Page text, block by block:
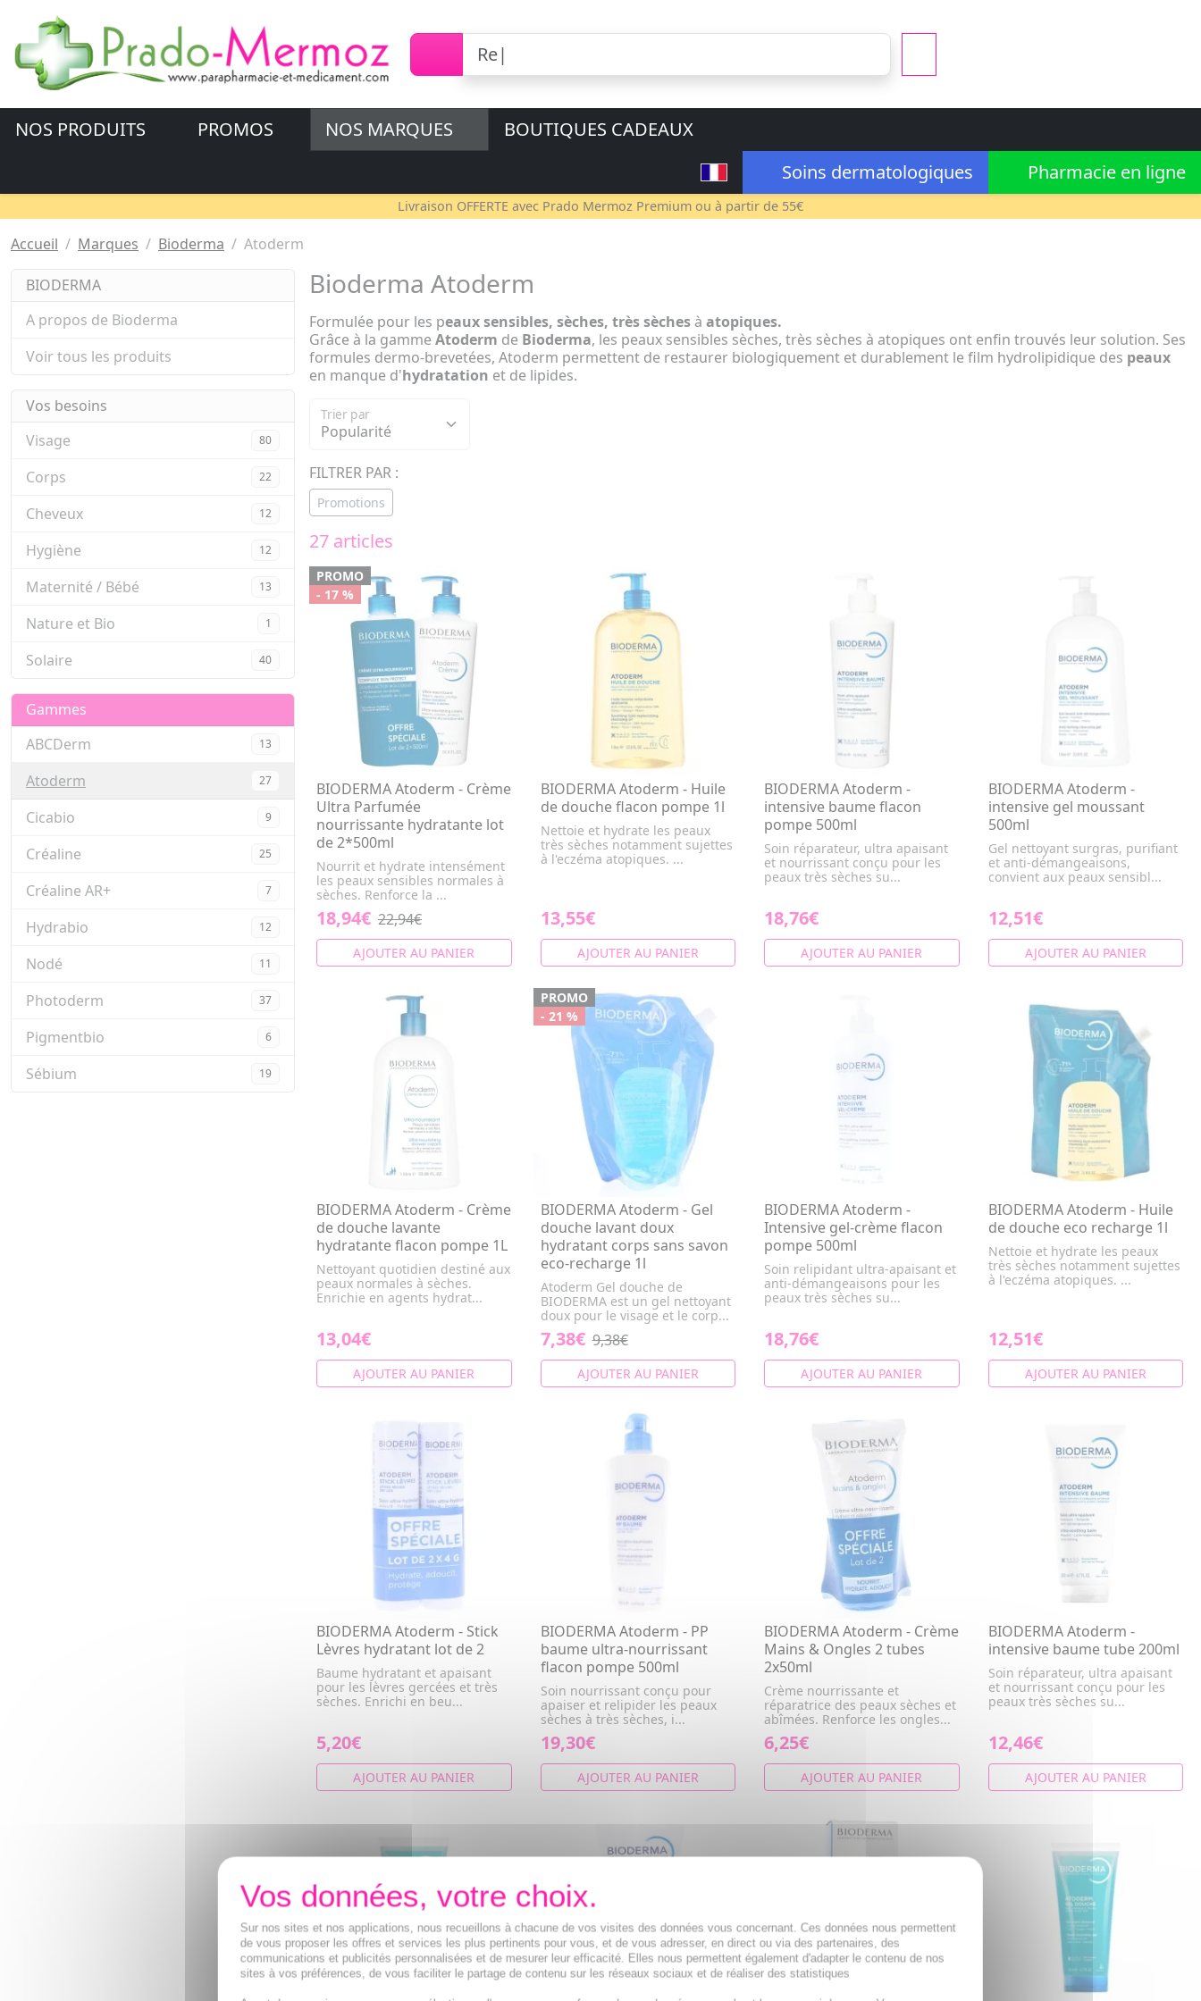
NOS PRODUITS PROMOS NOS MARQUES
BOUTIQUES CADEAUX
Soins dermatologiques
Pharmacie en ligne
Livraison OFFERTE avec Prado Mermoz Premium ou à partir de 55€
Accueil Marques Bioderma Atoderm
BIODERMA
A propos de Bioderma
Voir tous les produits
Vos besoins
Visage
80
Corps 22
Cheveux 12
Hygiène 12
Maternité / Bébé 13
Nature et Bio 1
Solaire 40
Gammes
ABCDerm
13
Atoderm 27
Cicabio 9
Créaline 25
Créaline AR+ 7
Hydrabio 12
Nodé 11
Photoderm 37
Pigmentbio 6
Sébium 19
Bioderma Atoderm
Formulée pour les peaux sensibles, sèches, très sèches à atopiques.
Grâce à la gamme Atoderm de Bioderma, les peaux sensibles sèches, très sèches à atopiques ont enfin trouvés leur solution. Ses
formules dermo-brevetées, Atoderm permettent de restaurer biologiquement et durablement le film hydrolipidique des peaux
en manque d'hydratation et de lipides.
Trier par
FILTRER PAR :
Promotions
27 articles
PROMO
- 17 %
BIODERMA Atoderm - Crème
Ultra Parfumée
nourrissante hydratante lot
de 2*500ml
Nourrit et hydrate intensément
les peaux sensibles normales à
sèches. Renforce la ...
18,94€ 22,94€
AJOUTER AU PANIER
BIODERMA Atoderm - Huile
de douche flacon pompe 1l
Nettoie et hydrate les peaux
très sèches notamment sujettes
à l'eczéma atopiques. ...
13,55€
AJOUTER AU PANIER
BIODERMA Atoderm -
intensive baume flacon
pompe 500ml
Soin réparateur, ultra apaisant
et nourrissant conçu pour les
peaux très sèches su...
18,76€
AJOUTER AU PANIER
BIODERMA Atoderm -
intensive gel moussant
500ml
Gel nettoyant surgras, purifiant
et anti-démangeaisons,
convient aux peaux sensibl...
12,51€
AJOUTER AU PANIER
BIODERMA Atoderm - Crème
de douche lavante
hydratante flacon pompe 1L
Nettoyant quotidien destiné aux
peaux normales à sèches.
Enrichie en agents hydrat...
13,04€
AJOUTER AU PANIER
PROMO
- 21 %
BIODERMA Atoderm - Gel
douche lavant doux
hydratant corps sans savon
eco-recharge 1l
Atoderm Gel douche de
BIODERMA est un gel nettoyant
doux pour le visage et le corp...
7,38€ 9,38€
AJOUTER AU PANIER
BIODERMA Atoderm -
Intensive gel-crème flacon
pompe 500ml
Soin relipidant ultra-apaisant et
anti-démangeaisons pour les
peaux très sèches su...
18,76€
AJOUTER AU PANIER
BIODERMA Atoderm - Huile
de douche eco recharge 1l
Nettoie et hydrate les peaux
très sèches notamment sujettes
à l'eczéma atopiques. ...
12,51€
AJOUTER AU PANIER
BIODERMA Atoderm - Stick
Lèvres hydratant lot de 2
Baume hydratant et apaisant
pour les lèvres gercées et très
sèches. Enrichi en beu...
5,20€
AJOUTER AU PANIER
BIODERMA Atoderm - PP
baume ultra-nourrissant
flacon pompe 500ml
Soin nourrissant conçu pour
apaiser et relipider les peaux
sèches à très sèches, i...
19,30€
AJOUTER AU PANIER
BIODERMA Atoderm - Crème
Mains & Ongles 2 tubes
2x50ml
Crème nourrissante et
réparatrice des peaux sèches et
abîmées. Renforce les ongles...
6,25€
AJOUTER AU PANIER
BIODERMA Atoderm -
intensive baume tube 200ml
Soin réparateur, ultra apaisant
et nourrissant conçu pour les
peaux très sèches su...
12,46€
AJOUTER AU PANIER
Sur nos sites et nos applications, nous recueillons à chacune de vos visites des données vous concernant. Ces données nous permettent
de vous proposer les offres et services les plus pertinents pour vous, et de vous adresser, en direct ou via des partenaires, des
communications et publicités personnalisées et de mesurer leur efficacité. Elles nous permettent également d'adapter le contenu de nos
sites à vos préférences, de vous faciliter le partage de contenu sur les réseaux sociaux et de réaliser des statistiques